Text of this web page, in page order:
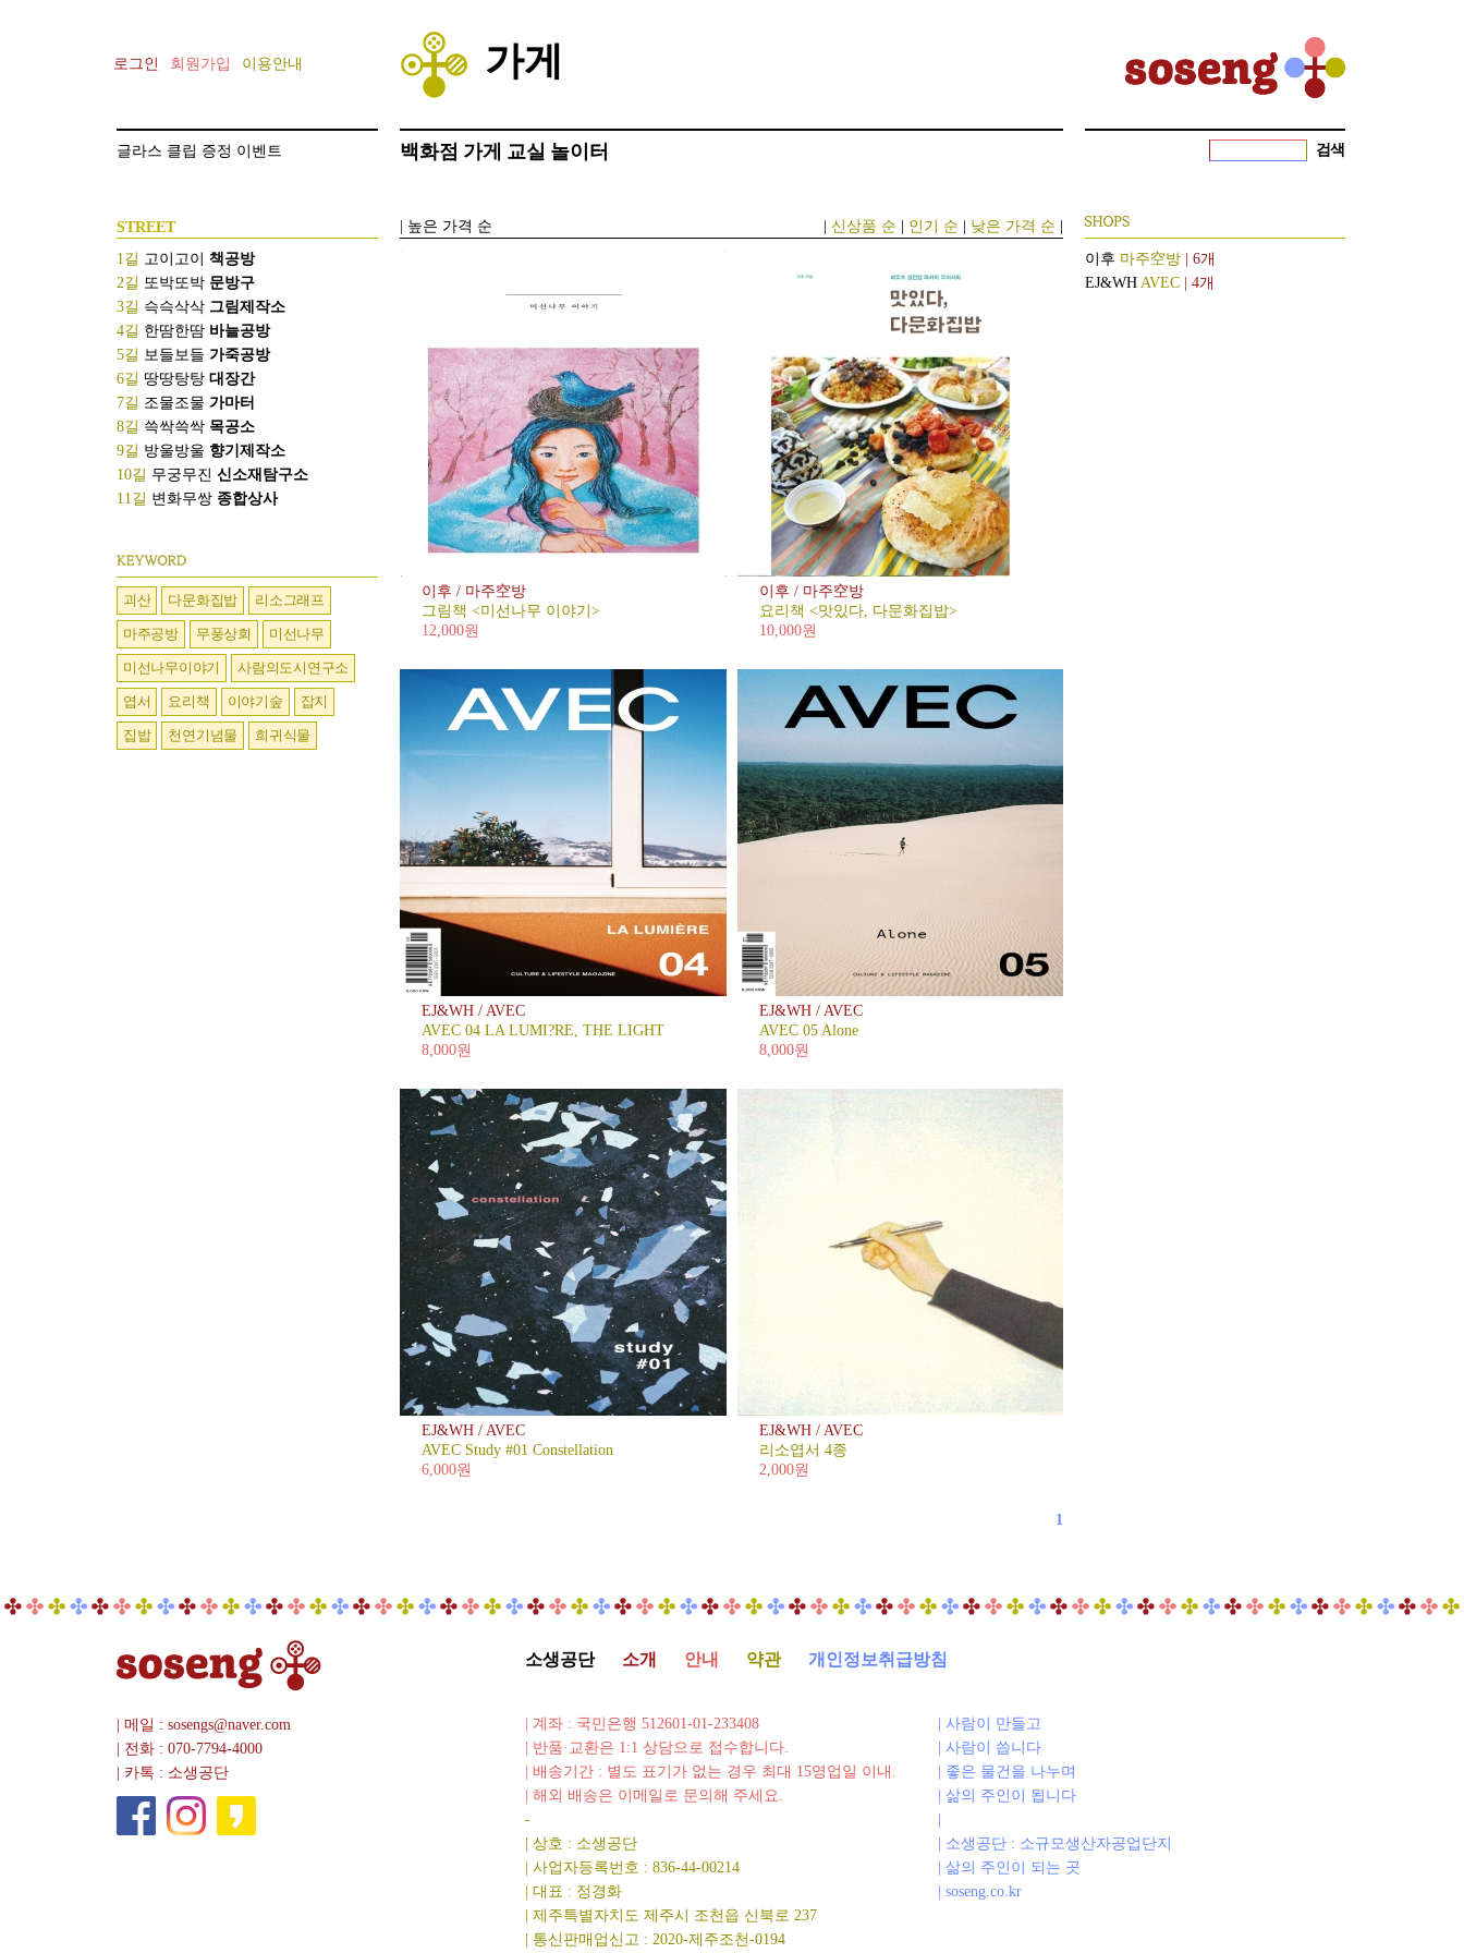
로그인 회원가입 이용안내 가게
[기획전] 김종필의 SNOW CLASS 선
백화점 가게 교실 놀이터 검색
STREET
1길 고이고이 책공방
2길 또박또박 문방구
3길 슥슥삭삭 그림제작소
4길 한땀한땀 바늘공방
5길 보들보들 가죽공방
6길 땅땅탕탕 대장간
7길 조물조물 가마터
8길 쓱싹쓱싹 목공소
9길 방울방울 향기제작소
10길 무궁무진 신소재탐구소
11길 변화무쌍 종합상사
괴산 다문화집밥 리소그래프
마주공방 무풍상회 미선나무
미선나무이야기 사람의도시연구소
엽서 요리책 이야기숲 잡지
집밥 천연기념물 희귀식물
높은 가격 순 신상품 순 인기 순 낮은 가격 순
이후 / 마주空방
그림책 <미선나무 이야기>
12,000원
이후 / 마주空방
요리책 <맛있다, 다문화집밥>
10,000원
EJ&WH / AVEC
AVEC 04 LA LUMI?RE, THE LIGHT
8,000원
EJ&WH / AVEC
AVEC 05 Alone
8,000원
EJ&WH / AVEC
AVEC Study #01 Constellation
6,000원
EJ&WH / AVEC
리소엽서 4종
2,000원
1
이후 마주空방
| 6개
EJ&WH AVEC | 4개
| 메일 : sosengs@naver.com
| 전화 : 070-7794-4000
| 카톡 : 소생공단
소생공단 소개 안내 약관 개인정보취급방침
| 계좌 : 국민은행 512601-01-233408
| 반품·교환은 1:1 상담으로 접수합니다.
| 배송기간 : 별도 표기가 없는 경우 최대 15영업일 이내.
| 해외 배송은 이메일로 문의해 주세요.
-
| 상호 : 소생공단
| 사업자등록번호 : 836-44-00214
| 대표 : 정경화
| 제주특별자치도 제주시 조천읍 신북로 237
| 통신판매업신고 : 2020-제주조천-0194
| 사람이 만들고
| 사람이 씁니다
| 좋은 물건을 나누며
| 삶의 주인이 됩니다
| 소생공단 : 소규모생산자공업단지
| 삶의 주인이 되는 곳
| soseng.co.kr